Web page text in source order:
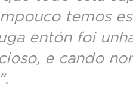
temos
entón foi
e cando